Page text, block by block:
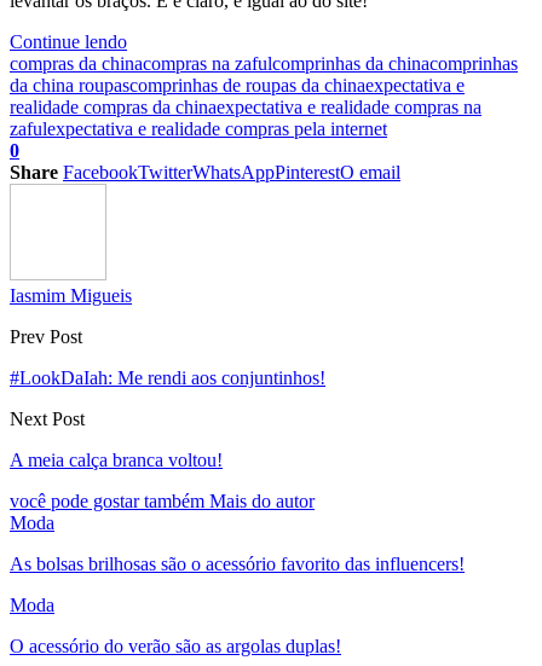
Continue lendo
compras da chinacompras na zafulcomprinhas da chinacomprinhas
da china roupascomprinhas de roupas da chinaexpectativa e
realidade compras da chinaexpectativa e realidade compras na
zafulexpectativa e realidade compras pela internet
0
Share FacebookTwitterWhatsAppPinterestO email
Iasmim Migueis
Prev Post
#LookDaIah: Me rendi aos conjuntinhos!
Next Post
A meia calça branca voltou!
você pode gostar também Mais do autor
Moda
As bolsas brilhosas são o acessório favorito das influencers!
Moda
O acessório do verão são as argolas duplas!